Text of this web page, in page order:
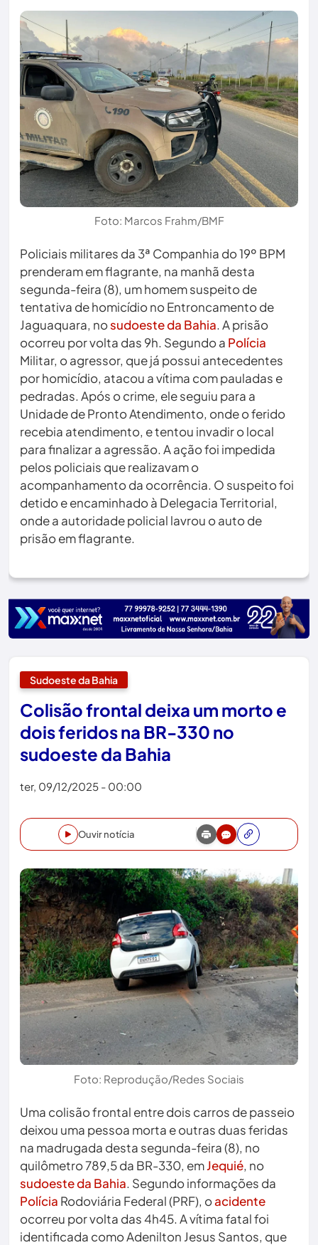
Foto: Marcos Frahm/BMF
Policiais militares da 3ª Companhia do 19º BPM
prenderam em flagrante, na manhã desta
segunda-feira (8), um homem suspeito de
tentativa de homicídio no Entroncamento de
Jaguaquara, nosudoeste da Bahia. A prisão
ocorreu por volta das 9h. Segundo a Polícia
Militar, o agressor, que já possui antecedentes
por homicídio, atacou a vítima com pauladas e
pedradas. Após o crime, ele seguiu para a
Unidade de Pronto Atendimento, onde o ferido
recebia atendimento, e tentou invadir o local
para finalizar a agressão. A ação foi impedida
pelos policiais que realizavam o
acompanhamento da ocorrência. O suspeito foi
detido e encaminhado à Delegacia Territorial,
onde a autoridade policial lavrou o auto de
prisão em flagrante.
Sudoeste da Bahia
Colisão frontal deixa um morto e
dois feridos na BR-330 no
sudoeste da Bahia
ter, 09/12/2025 - 00:00
Ouvir notícia
Foto: Reprodução/Redes Sociais
Uma colisão frontal entre dois carros de passeio
deixou uma pessoa morta e outras duas feridas
na madrugada desta segunda-feira (8), no
quilômetro 789,5 da BR-330, emJequié, no
sudoeste da Bahia. Segundo informações da
Polícia Rodoviária Federal (PRF), oacidente
ocorreu por volta das 4h45. A vítima fatal foi
identificada como Adenilton Jesus Santos, que